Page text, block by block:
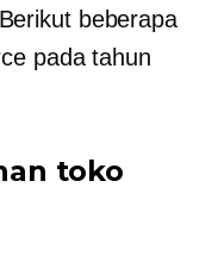
beberapa
pada tahun
toko